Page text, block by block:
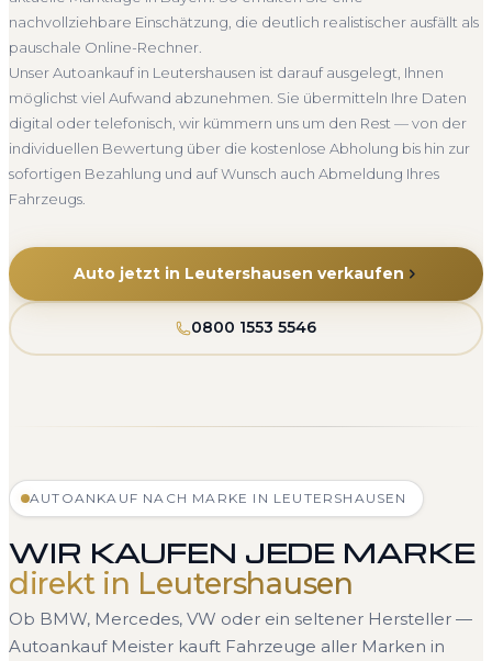
Seit 2010 4.800+ Ankäufe Komplettservice
nachvollziehbare Einschätzung, die deutlich realistischer ausfällt als
pauschale Online-Rechner.
Unser Autoankauf in Leutershausen ist darauf ausgelegt, Ihnen
möglichst viel Aufwand abzunehmen. Sie übermitteln Ihre Daten
digital oder telefonisch, wir kümmern uns um den Rest — von der
individuellen Bewertung über die kostenlose Abholung bis hin zur
sofortigen Bezahlung und auf Wunsch auch Abmeldung Ihres
Fahrzeugs.
Auto jetzt in Leutershausen verkaufen
0800 1553 5546
AUTOANKAUF NACH MARKE IN LEUTERSHAUSEN
WIR KAUFEN JEDE MARKE
direkt in Leutershausen
Ob BMW, Mercedes, VW oder ein seltener Hersteller —
Autoankauf Meister kauft Fahrzeuge aller Marken in